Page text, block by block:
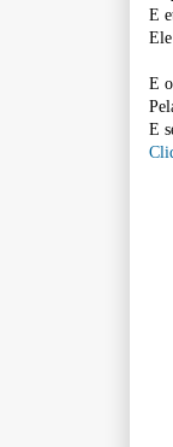
E
E
E